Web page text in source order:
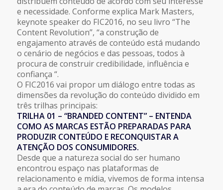
e necessidade. Conforme explica Mark Masters,
keynote speaker do FIC2016, no seu livro “The
Content Revolution”, “a construção de
engajamento através de conteúdo está mudando
o cenário de negócios e das pessoas, todos à
procura de construir credibilidade, influência e
confiança “.
O FIC2016 vai propor um diálogo entre todas as
dimensões da revolução do conteúdo dividido em
três trilhas principais:
TRILHA 01 – “BRANDED CONTENT” – ENTENDA
COMO AS MARCAS ESTÃO PREPARADAS PARA
PRODUZIR CONTEÚDO E RECONQUISTAR A
ATENÇÃO DOS CONSUMIDORES.
Desde que a natureza social do ser humano
encontrou espaço nas plataformas de
relacionamento e mídia, vivemos de forma intensa